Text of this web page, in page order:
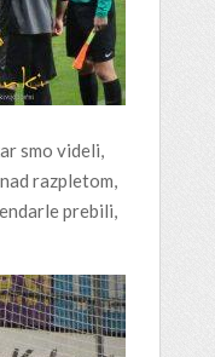
smo videli,
razpletom,
prebili,